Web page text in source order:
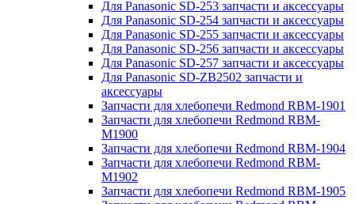
Для Panasonic SD-253 запчасти и аксессуары
Для Panasonic SD-254 запчасти и аксессуары
Для Panasonic SD-255 запчасти и аксессуары
Для Panasonic SD-256 запчасти и аксессуары
Для Panasonic SD-257 запчасти и аксессуары
Для Panasonic SD-ZB2502 запчасти и
аксессуары
Запчасти для хлебопечи Redmond RBM-1901
Запчасти для хлебопечи Redmond RBM-
M1900
Запчасти для хлебопечи Redmond RBM-1904
Запчасти для хлебопечи Redmond RBM-
M1902
Запчасти для хлебопечи Redmond RBM-1905